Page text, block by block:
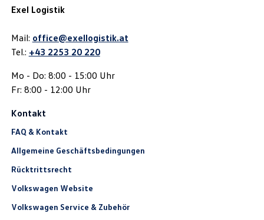
Exel Logistik
Mail: office@exellogistik.at
Tel.: +43 2253 20 220
Mo - Do: 8:00 - 15:00 Uhr
Fr: 8:00 - 12:00 Uhr
Kontakt
FAQ & Kontakt
Allgemeine Geschäftsbedingungen
Rücktrittsrecht
Volkswagen Website
Volkswagen Service & Zubehör